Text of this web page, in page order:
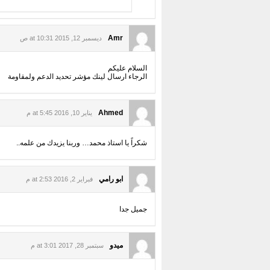
Amr ديسمبر 12, 2015 at 10:31 ص
السلام عليكم
الرجاء ارسال لينك مؤشر تحديد الدعم ولمقاومة
Ahmed يناير 10, 2016 at 5:45 م
شكراً يا استاذ محمد… وربنا يزيدك من علمه..
ابو رامي فبراير 2, 2016 at 2:53 م
جميل جدا
ميدو سبتمبر 28, 2017 at 3:01 م